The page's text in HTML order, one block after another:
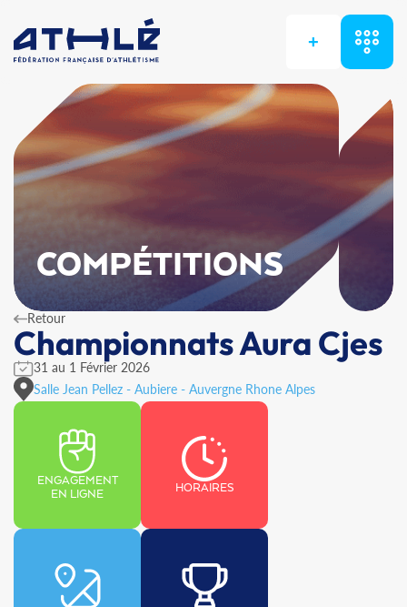
+
COMPÉTITIONS
Retour
Championnats Aura Cjes
31 au 1 Février 2026
Salle Jean Pellez - Aubiere - Auvergne Rhone Alpes
ENGAGEMENT
EN LIGNE
HORAIRES